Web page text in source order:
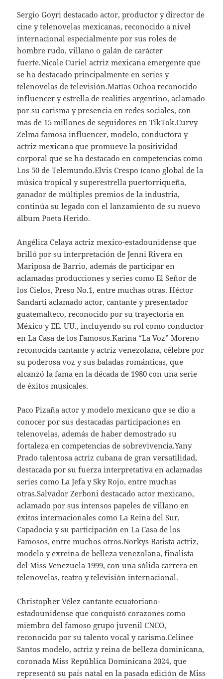
Sergio Goyri destacado actor, productor y director de
cine y telenovelas mexicanas, reconocido a nivel
internacional especialmente por sus roles de
hombre rudo, villano o galán de carácter
fuerte.Nicole Curiel actriz mexicana emergente que
se ha destacado principalmente en series y
telenovelas de televisión.Matías Ochoa reconocido
influencer y estrella de realities argentino, aclamado
por su carisma y presencia en redes sociales, con
más de 15 millones de seguidores en TikTok.Curvy
Zelma famosa influencer, modelo, conductora y
actriz mexicana que promueve la positividad
corporal que se ha destacado en competencias como
Los 50 de Telemundo.Elvis Crespo ícono global de la
música tropical y superestrella puertorriqueña,
ganador de múltiples premios de la industria,
continúa su legado con el lanzamiento de su nuevo
álbum Poeta Herido.
Angélica Celaya actriz mexico-estadounidense que
brilló por su interpretación de Jenni Rivera en
Mariposa de Barrio, además de participar en
aclamadas producciones y series como El Señor de
los Cielos, Preso No.1, entre muchas otras. Héctor
Sandarti aclamado actor, cantante y presentador
guatemalteco, reconocido por su trayectoria en
México y EE. UU., incluyendo su rol como conductor
en La Casa de los Famosos.Karina “La Voz” Moreno
reconocida cantante y actriz venezolana, célebre por
su poderosa voz y sus baladas románticas, que
alcanzó la fama en la década de 1980 con una serie
de éxitos musicales.
Paco Pizaña actor y modelo mexicano que se dio a
conocer por sus destacadas participaciones en
telenovelas, además de haber demostrado su
fortaleza en competencias de sobrevivencia.Yany
Prado talentosa actriz cubana de gran versatilidad,
destacada por su fuerza interpretativa en aclamadas
series como La Jefa y Sky Rojo, entre muchas
otras.Salvador Zerboni destacado actor mexicano,
aclamado por sus intensos papeles de villano en
éxitos internacionales como La Reina del Sur,
Capadocia y su participación en La Casa de los
Famosos, entre muchos otros.Norkys Batista actriz,
modelo y exreina de belleza venezolana, finalista
del Miss Venezuela 1999, con una sólida carrera en
telenovelas, teatro y televisión internacional.
Christopher Vélez cantante ecuatoriano-
estadounidense que conquistó corazones como
miembro del famoso grupo juvenil CNCO,
reconocido por su talento vocal y carisma.Celinee
Santos modelo, actriz y reina de belleza dominicana,
coronada Miss República Dominicana 2024, que
representó su país natal en la pasada edición de Miss